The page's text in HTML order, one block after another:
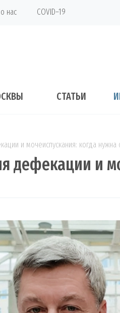
нас COVID–19
СТАТЬИ
и мочеиспускания: когда нужна
и